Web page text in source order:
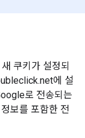
쿠키가 설정되
에 설
로 전송되는
보를 포함한 전